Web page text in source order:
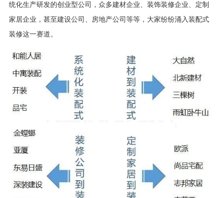
统化生产研发的创业型公司，众多建材企业、装饰装修企业、定制
家居企业，甚至建设公司、房地产公司等等，大家纷纷涌入装配式
装修这一赛道。